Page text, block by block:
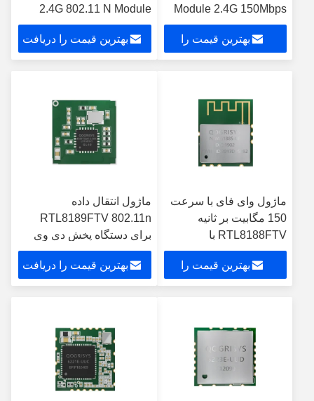
Module 2.4G 150Mbps
for WiFi Adapter
بهترین قیمت را
2.4G 802.11 N Module
بهترین قیمت را دریافت
ماژول وای فای با سرعت
150 مگابیت بر ثانیه
RTL8188FTV با
گواهینامه ROHS آنتن
بهترین قیمت را
ماژول انتقال داده
RTL8189FTV 802.11n
برای دستگاه پخش دی وی
دی ماشین اندروید
بهترین قیمت را دریافت